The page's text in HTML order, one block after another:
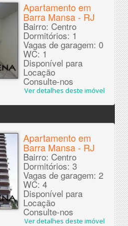
Apartamento em
Barra Mansa - RJ
Bairro: Centro
Dormitórios: 1
Vagas de garagem: 0
WC: 1
Disponível para
Locação
Consulte-nos
Ver detalhes deste imóvel
Apartamento em
Barra Mansa - RJ
Bairro: Centro
Dormitórios: 3
Vagas de garagem: 2
WC: 4
Disponível para
Locação
Consulte-nos
Ver detalhes deste imóvel